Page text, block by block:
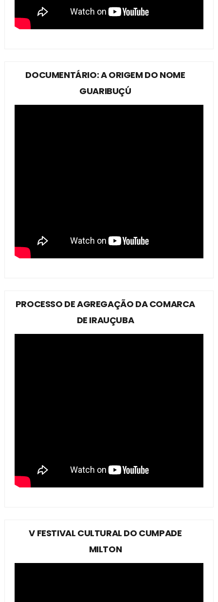
DOCUMENTÁRIO: A ORIGEM DO NOME
GUARIBUÇÚ
PROCESSO DE AGREGAÇÃO DA COMARCA
DE IRAUÇUBA
V FESTIVAL CULTURAL DO CUMPADE
MILTON